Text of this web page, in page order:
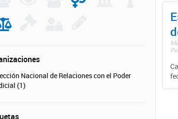
Nacional de Relaciones con el Poder
(1)